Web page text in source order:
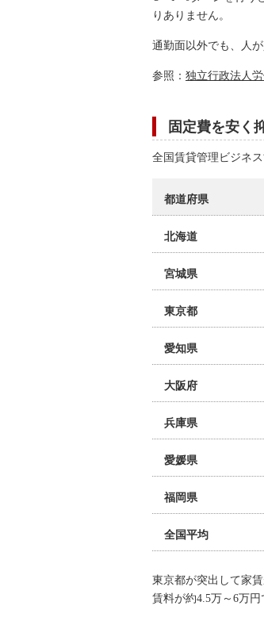
りありません。
通勤面以外でも、人
参照： 独立行政法人
固定費を安く
全国賃貸管理ビジネ
都道府県
北海道
宮城県
東京都
愛知県
大阪府
兵庫県
愛媛県
福岡県
全国平均
東京都が突出して家
賃料が約4.5万～6万